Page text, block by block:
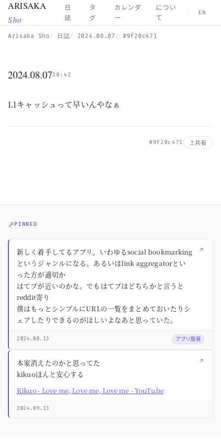
Skip to main content
ARISAKA
Sho
日
誌
タ
グ
カレンダ
ー
につい
て
EN
Arisaka Sho 日誌 2024.08.07 #9f20c471
2024.08.0720:42
L1キャッシュって早いんやなぁ
#9f20c471 共有
PINNED
↗
新しく着手してるアプリ。いわゆるsocial bookmarking
というジャンルになる。あるいはlink aggregatorとい
った方が適切か
はてブが近いのかな。でもはてブはどちらかと言うと
reddit寄り
僕はもっとシンプルにURLの一覧をまとめておいたりシ
ェアしたりできるのがほしいよなあと思っていた。
2024.08.13 アプリ開発
↗
本家消えたのかと思ってた
kikuoほんと安心する
Kikuo - Love me, Love me, Love me - YouTube
2024.09.13